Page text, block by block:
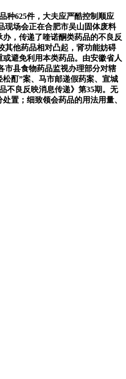
种625件，大夫应严酷控制顺应
现场会正在合肥市吴山固体废料
，传递了喹诺酮类药品的不良反
其他药品相对凸起，肾功能妨碍
避免利用本类药品。由安徽省人
市县食物药品监视办理部分对辖
松酊”案、马市邮递假药案、宣城
不良反映消息传递》第35期。无
置；细致领会药品的用法用量、